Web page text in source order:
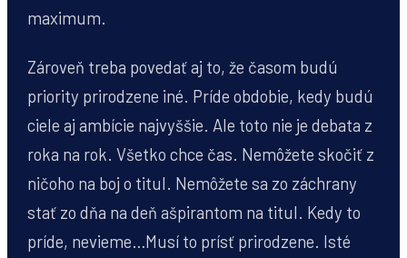
maximum.
Zároveň treba povedať aj to, že časom budú
priority prirodzene iné. Príde obdobie, kedy budú
ciele aj ambície najvyššie. Ale toto nie je debata z
roka na rok. Všetko chce čas. Nemôžete skočiť z
ničoho na boj o titul. Nemôžete sa zo záchrany
stať zo dňa na deň ašpirantom na titul. Kedy to
príde, nevieme…Musí to prísť prirodzene. Isté